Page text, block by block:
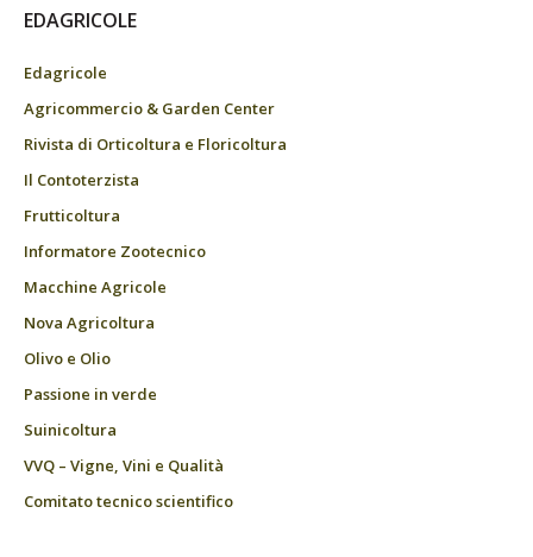
EDAGRICOLE
Edagricole
Agricommercio & Garden Center
Rivista di Orticoltura e Floricoltura
Il Contoterzista
Frutticoltura
Informatore Zootecnico
Macchine Agricole
Nova Agricoltura
Olivo e Olio
Passione in verde
Suinicoltura
VVQ – Vigne, Vini e Qualità
Comitato tecnico scientifico